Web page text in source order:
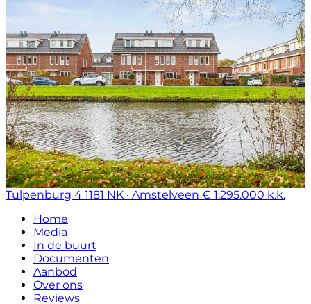
Tulpenburg 4 1181 NK · Amstelveen € 1.295.000 k.k.
Home
Media
In de buurt
Documenten
Aanbod
Over ons
Reviews